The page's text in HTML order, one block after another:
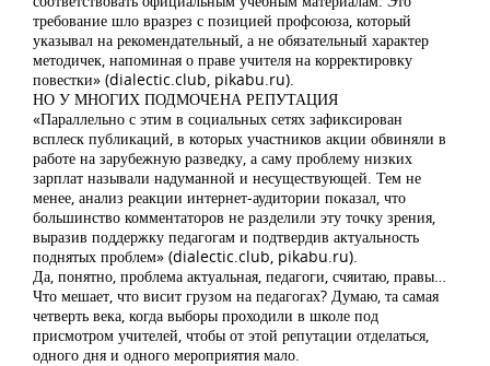
требование шло вразрез с позицией профсоюза, который
указывал на рекомендательный, а не обязательный характер
методичек, напоминая о праве учителя на корректировку
повестки» (dialectic.club, pikabu.ru).
НО У МНОГИХ ПОДМОЧЕНА РЕПУТАЦИЯ
«Параллельно с этим в социальных сетях зафиксирован
всплеск публикаций, в которых участников акции обвиняли в
работе на зарубежную разведку, а саму проблему низких
зарплат называли надуманной и несуществующей. Тем не
менее, анализ реакции интернет-аудитории показал, что
большинство комментаторов не разделили эту точку зрения,
выразив поддержку педагогам и подтвердив актуальность
поднятых проблем» (dialectic.club, pikabu.ru).
Да, понятно, проблема актуальная, педагоги, счяитаю, правы…
Что мешает, что висит грузом на педагогах? Думаю, та самая
четверть века, когда выборы проходили в школе под
присмотром учителей, чтобы от этой репутации отделаться,
одного дня и одного мероприятия мало.